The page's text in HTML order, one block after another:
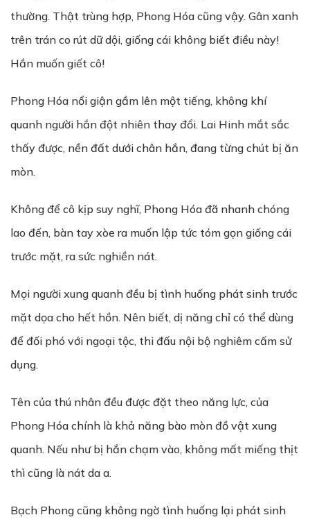
thường. Thật trùng hợp, Phong Hóa cũng vậy. Gân xanh
trên trán co rút dữ dội, giống cái không biết điều này!
Hắn muốn giết cô!
Phong Hóa nổi giận gầm lên một tiếng, không khí
quanh người hắn đột nhiên thay đổi. Lai Hinh mắt sắc
thấy được, nền đất dưới chân hắn, đang từng chút bị ăn
mòn.
Không để cô kịp suy nghĩ, Phong Hóa đã nhanh chóng
lao đến, bàn tay xòe ra muốn lập tức tóm gọn giống cái
trước mặt, ra sức nghiền nát.
Mọi người xung quanh đều bị tình huống phát sinh trước
mặt dọa cho hết hồn. Nên biết, dị năng chỉ có thể dùng
để đối phó với ngoại tộc, thi đấu nội bộ nghiêm cấm sử
dụng.
Tên của thú nhân đều được đặt theo năng lực, của
Phong Hóa chính là khả năng bào mòn đồ vật xung
quanh. Nếu như bị hắn chạm vào, không mất miếng thịt
thì cũng là nát da a.
Bạch Phong cũng không ngờ tình huống lại phát sinh